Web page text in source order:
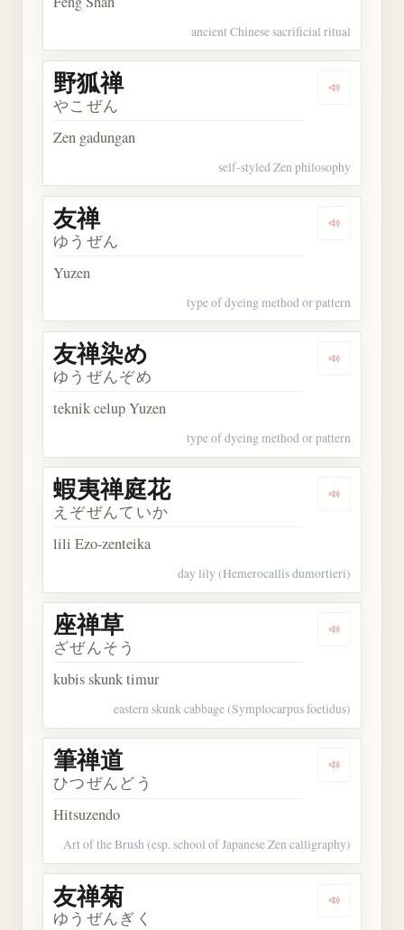
ancient Chinese sacrificial ritual
Dengarkan
野狐禅
やこぜん
Zen gadungan
self-styled Zen philosophy
Dengarkan
友禅
ゆうぜん
Yuzen
type of dyeing method or pattern
Dengarkan
友禅染め
ゆうぜんぞめ
teknik celup Yuzen
type of dyeing method or pattern
Dengarkan
蝦夷禅庭花
えぞぜんていか
lili Ezo-zenteika
day lily (Hemerocallis dumortieri)
Dengarkan
座禅草
ざぜんそう
kubis skunk timur
eastern skunk cabbage (Symplocarpus foetidus)
Dengarkan
筆禅道
ひつぜんどう
Hitsuzendo
Art of the Brush (esp. school of Japanese Zen calligraphy)
Dengarkan
友禅菊
ゆうぜんぎく